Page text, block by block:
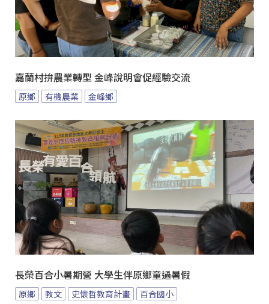
嘉蘭村拚農業轉型 金峰說明會促經驗交流
原鄉 有機農業 金峰鄉
長榮百合小暑期營 大學生伴原鄉童過暑假
原鄉 教文 史懷哲教育計畫 百合國小